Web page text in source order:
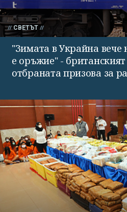
СВЕТЪТ
"Зимата в Украйна вече
е оръжие" -
отбраната призова за